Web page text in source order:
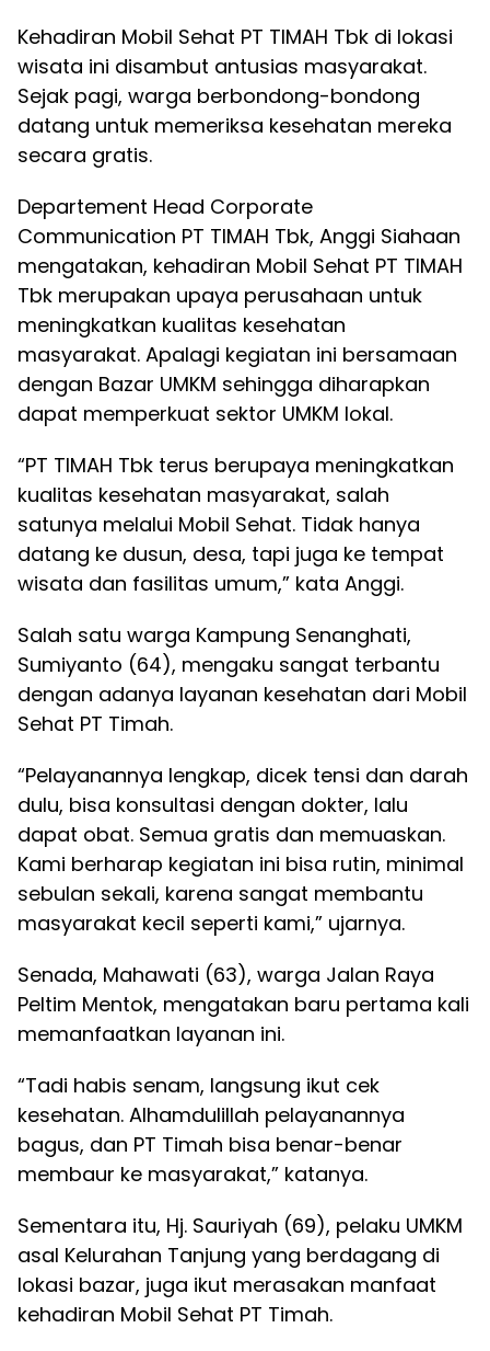
Kehadiran Mobil Sehat PT TIMAH Tbk di lokasi
wisata ini disambut antusias masyarakat.
Sejak pagi, warga berbondong-bondong
datang untuk memeriksa kesehatan mereka
secara gratis.
Departement Head Corporate
Communication PT TIMAH Tbk, Anggi Siahaan
mengatakan, kehadiran Mobil Sehat PT TIMAH
Tbk merupakan upaya perusahaan untuk
meningkatkan kualitas kesehatan
masyarakat. Apalagi kegiatan ini bersamaan
dengan Bazar UMKM sehingga diharapkan
dapat memperkuat sektor UMKM lokal.
“PT TIMAH Tbk terus berupaya meningkatkan
kualitas kesehatan masyarakat, salah
satunya melalui Mobil Sehat. Tidak hanya
datang ke dusun, desa, tapi juga ke tempat
wisata dan fasilitas umum,” kata Anggi.
Salah satu warga Kampung Senanghati,
Sumiyanto (64), mengaku sangat terbantu
dengan adanya layanan kesehatan dari Mobil
Sehat PT Timah.
“Pelayanannya lengkap, dicek tensi dan darah
dulu, bisa konsultasi dengan dokter, lalu
dapat obat. Semua gratis dan memuaskan.
Kami berharap kegiatan ini bisa rutin, minimal
sebulan sekali, karena sangat membantu
masyarakat kecil seperti kami,” ujarnya.
Senada, Mahawati (63), warga Jalan Raya
Peltim Mentok, mengatakan baru pertama kali
memanfaatkan layanan ini.
“Tadi habis senam, langsung ikut cek
kesehatan. Alhamdulillah pelayanannya
bagus, dan PT Timah bisa benar-benar
membaur ke masyarakat,” katanya.
Sementara itu, Hj. Sauriyah (69), pelaku UMKM
asal Kelurahan Tanjung yang berdagang di
lokasi bazar, juga ikut merasakan manfaat
kehadiran Mobil Sehat PT Timah.